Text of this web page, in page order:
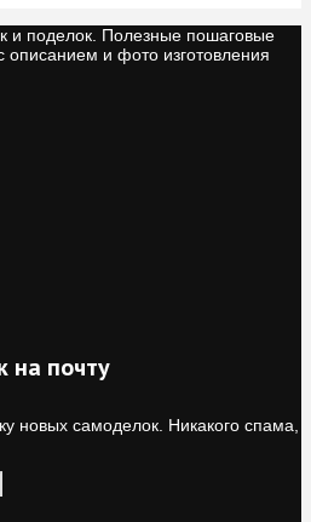
и поделок. Полезные пошаговые
описанием и фото изготовления
на почту
новых самоделок. Никакого спама,